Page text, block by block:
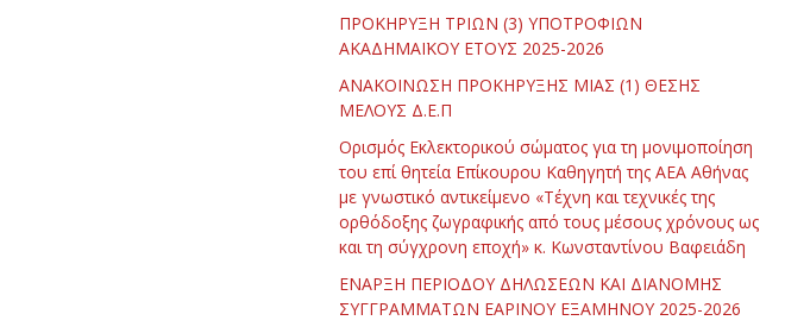
ΠΡΟΚΗΡΥΞΗ ΤΡΙΩΝ (3) ΥΠΟΤΡΟΦΙΩΝ
ΑΚΑΔΗΜΑΪΚΟΥ ΕΤΟΥΣ 2025-2026
ΑΝΑΚΟΙΝΩΣΗ ΠΡΟΚΗΡΥΞΗΣ ΜΙΑΣ (1) ΘΕΣΗΣ
ΜΕΛΟΥΣ Δ.Ε.Π
Ορισμός Εκλεκτορικού σώματος για τη μονιμοποίηση
του επί θητεία Επίκουρου Καθηγητή της ΑΕΑ Αθήνας
με γνωστικό αντικείμενο «Τέχνη και τεχνικές της
ορθόδοξης ζωγραφικής από τους μέσους χρόνους ως
και τη σύγχρονη εποχή» κ. Κωνσταντίνου Βαφειάδη
ΕΝΑΡΞΗ ΠΕΡΙΟΔΟΥ ΔΗΛΩΣΕΩΝ ΚΑΙ ΔΙΑΝΟΜΗΣ
ΣΥΓΓΡΑΜΜΑΤΩΝ ΕΑΡΙΝΟΥ ΕΞΑΜΗΝΟΥ 2025-2026